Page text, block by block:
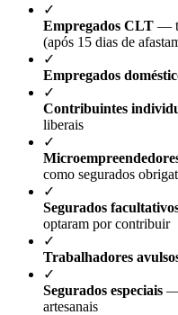
✓
Empregados CLT —
(após 15 dias de
✓
Empregados
✓
Contribuintes
liberais
✓
como segurados
✓
Segurados
optaram por contribuir
✓
Trabalhadores
✓
Segurados especiais —
artesanais